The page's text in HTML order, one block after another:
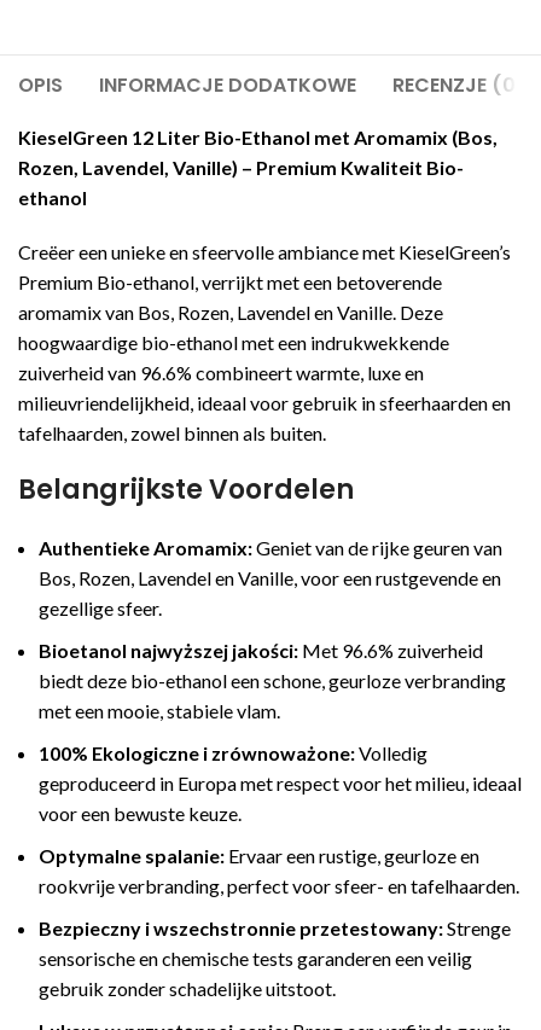
OPIS INFORMACJE DODATKOWE RECENZJE (0)
KieselGreen 12 Liter Bio-Ethanol met Aromamix (Bos,
Rozen, Lavendel, Vanille) – Premium Kwaliteit Bio-
ethanol
Creëer een unieke en sfeervolle ambiance met KieselGreen’s
Premium Bio-ethanol, verrijkt met een betoverende
aromamix van Bos, Rozen, Lavendel en Vanille. Deze
hoogwaardige bio-ethanol met een indrukwekkende
zuiverheid van 96.6% combineert warmte, luxe en
milieuvriendelijkheid, ideaal voor gebruik in sfeerhaarden en
tafelhaarden, zowel binnen als buiten.
Belangrijkste Voordelen
Authentieke Aromamix:Geniet van de rijke geuren van
Bos, Rozen, Lavendel en Vanille, voor een rustgevende en
gezellige sfeer.
Bioetanol najwyższej jakości: Met 96.6% zuiverheid
biedt deze bio-ethanol een schone, geurloze verbranding
met een mooie, stabiele vlam.
100% Ekologiczne i zrównoważone:Volledig
geproduceerd in Europa met respect voor het milieu, ideaal
voor een bewuste keuze.
Optymalne spalanie: Ervaar een rustige, geurloze en
rookvrije verbranding, perfect voor sfeer- en tafelhaarden.
Bezpieczny i wszechstronnie przetestowany:Strenge
sensorische en chemische tests garanderen een veilig
gebruik zonder schadelijke uitstoot.